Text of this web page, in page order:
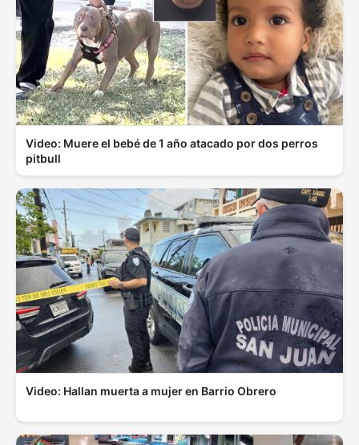
Video: Muere el bebé de 1 año atacado por dos perros
pitbull
Video: Hallan muerta a mujer en Barrio Obrero